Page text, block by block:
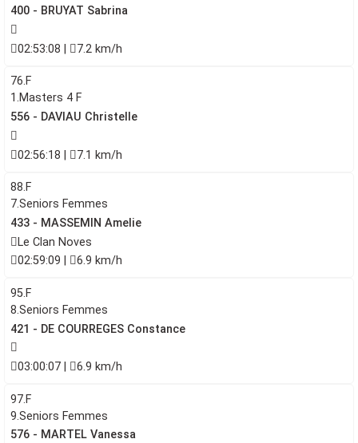
400 - BRUYAT Sabrina
02:53:08 | 7.2 km/h
76.F
1.Masters 4 F
556 - DAVIAU Christelle
02:56:18 | 7.1 km/h
88.F
7.Seniors Femmes
433 - MASSEMIN Amelie
Le Clan Noves
02:59:09 |
6.9 km/h
95.F
8.Seniors Femmes
421 - DE COURREGES Constance
03:00:07 | 6.9 km/h
97.F
9.Seniors Femmes
576 - MARTEL Vanessa